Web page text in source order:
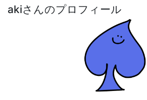
akiさんのプロフィール